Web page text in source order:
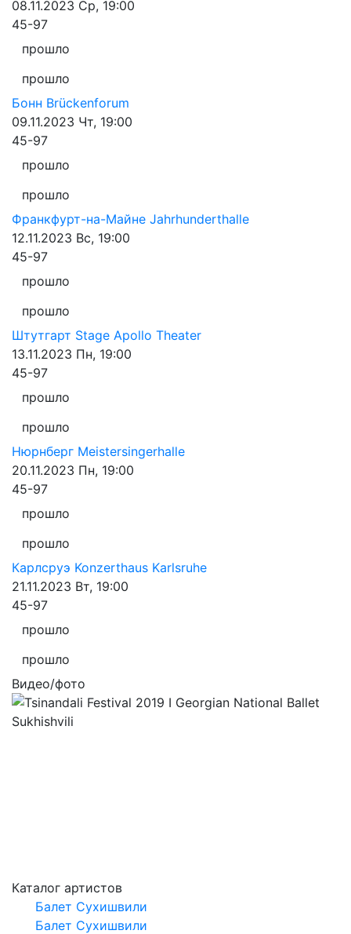
08.11.2023 Ср, 19:00
45-97
прошло
прошло
Бонн Brückenforum
09.11.2023 Чт, 19:00
45-97
прошло
прошло
Франкфурт-на-Майне Jahrhunderthalle
12.11.2023 Вс, 19:00
45-97
прошло
прошло
Штутгарт Stage Apollo Theater
13.11.2023 Пн, 19:00
45-97
прошло
прошло
Нюрнберг Meistersingerhalle
20.11.2023 Пн, 19:00
45-97
прошло
прошло
Карлсруэ Konzerthaus Karlsruhe
21.11.2023 Вт, 19:00
45-97
прошло
прошло
Видео/фото
Каталог артистов
Балет Сухишвили
Балет Сухишвили